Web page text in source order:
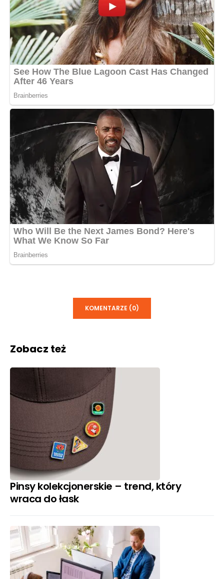
KOMENTARZE (0)
Zobacz też
Pinsy kolekcjonerskie – trend, który
wraca do łask